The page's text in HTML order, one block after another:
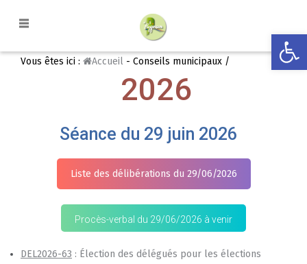
Ouvrir
Vous êtes ici : Accueil - Conseils municipaux /
2026
Séance du 29 juin 2026
Liste des délibérations du 29/06/2026
Procès-verbal du 29/06/2026 à venir
DEL2026-63 : Élection des délégués pour les élections